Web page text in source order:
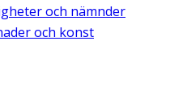
och nämnder
och konst